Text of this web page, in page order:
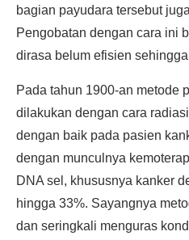
bagian payudara tersebut
Pengobatan dengan cara ini
dirasa belum efisien
Pada tahun 1900-an metode
dilakukan dengan cara
dengan baik pada pasien
dengan munculnya
DNA sel, khususnya kanker
hingga 33%. Sayangnya
dan seringkali menguras